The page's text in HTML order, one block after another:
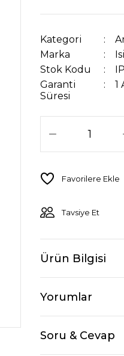
Kategori
Marka
Stok Kodu
Garanti
Süresi
1
Tavsiye Et
Ürün Bilgisi
Yorumlar
Soru & Cevap